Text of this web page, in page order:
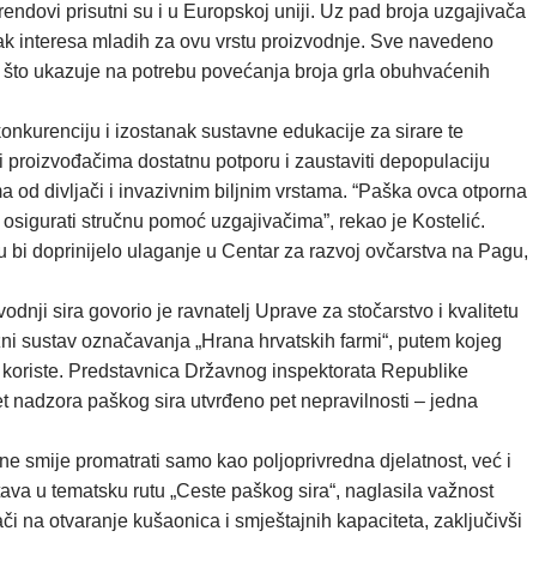
prisutni su i u Europskoj uniji. Uz pad broja uzgajivača
interesa mladih za ovu vrstu proizvodnje. Sve navedeno
ukazuje na potrebu povećanja broja grla obuhvaćenih
i izostanak sustavne edukacije za sirare te
dostatnu potporu i zaustaviti depopulaciju
od divljači i invazivnim biljnim vrstama. “Paška ovca otporna
stručnu pomoć uzgajivačima”, rekao je Kostelić.
bi doprinijelo ulaganje u Centar za razvoj ovčarstva na Pagu,
sira govorio je ravnatelj Uprave za stočarstvo i kvalitetu
označavanja „Hrana hrvatskih farmi“, putem kojeg
Predstavnica Državnog inspektorata Republike
paškog sira utvrđeno pet nepravilnosti – jedna
smije promatrati samo kao poljoprivredna djelatnost, već i
u tematsku rutu „Ceste paškog sira“, naglasila važnost
na otvaranje kušaonica i smještajnih kapaciteta, zaključivši